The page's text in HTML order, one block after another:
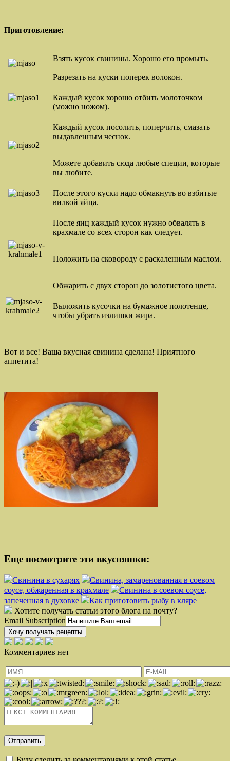
Приготовление:
Взять кусок свинины. Хорошо его промыть.
Разрезать на куски поперек волокон.
Каждый кусок хорошо отбить молоточком
(можно ножом).
Каждый кусок посолить, поперчить, смазать
выдавленным чеснок.
Можете добавить сюда любые специи, которые
вы любите.
После этого куски надо обмакнуть во взбитые
вилкой яйца.
После яиц каждый кусок нужно обвалять в
крахмале со всех сторон как следует.
Положить на сковороду с раскаленным маслом.
Обжарить с двух сторон до золотистого цвета.
Выложить кусочки на бумажное полотенце,
чтобы убрать излишки жира.
Вот и все! Ваша вкусная свинина сделана! Приятного
аппетита!
Еще посмотрите эти вкусняшки:
Свинина в сухарях
Свинина, замаренованная в соевом
соусе, обжаренная в крахмале
Свинина в соевом соусе,
запеченная в духовке
Как приготовить рыбу в кляре
Хотите получать статьи этого блога на почту?
Email Subscription
Хочу получать рецепты
Комментариев нет